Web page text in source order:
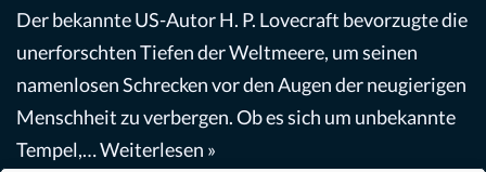
Der bekannte US-Autor H. P. Lovecraft bevorzugte die
unerforschten Tiefen der Weltmeere, um seinen
namenlosen Schrecken vor den Augen der neugierigen
Menschheit zu verbergen. Ob es sich um unbekannte
Tempel,…Weiterlesen »